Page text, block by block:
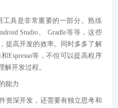
具是非常重要的一部分。熟练
Studio、 Gradle等等，这些
提高开发的效率。同时多多了解
Espresso等，不但可以提高程序
解开发过程。
能力
深开发，还需要有独立思考和